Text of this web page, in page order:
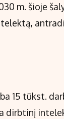
m. šioje
15 tūkst.
dirbtinį